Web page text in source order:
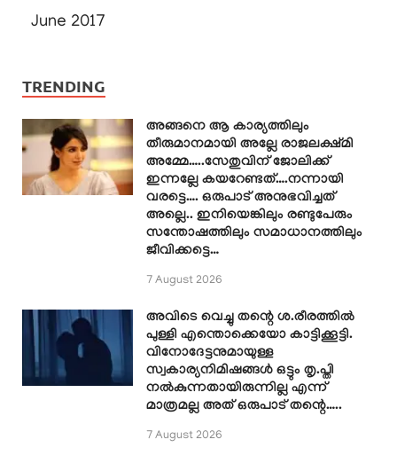
June 2017
TRENDING
അങ്ങനെ ആ കാര്യത്തിലും
തീരുമാനമായി അല്ലേ രാജലക്ഷ്മി
അമ്മേ…..സേതുവിന് ജോലിക്ക്
ഇന്നല്ലേ കയറേണ്ടത്….നന്നായി
വരട്ടെ…. ഒരുപാട് അനുഭവിച്ചത്
അല്ലെ.. ഇനിയെങ്കിലും രണ്ടുപേരും
സന്തോഷത്തിലും സമാധാനത്തിലും
ജീവിക്കട്ടെ…
7 August 2026
അവിടെ വെച്ചു തന്റെ ശ.രീരത്തിൽ
പുള്ളി എന്തൊക്കെയോ കാട്ടിക്കൂട്ടി.
വിനോദേട്ടനുമായുള്ള
സ്വകാര്യനിമിഷങ്ങൾ ഒട്ടും തൃ.പ്തി
നൽകുന്നതായിരുന്നില്ല എന്ന്
മാത്രമല്ല അത് ഒരുപാട് തന്റെ…..
7 August 2026